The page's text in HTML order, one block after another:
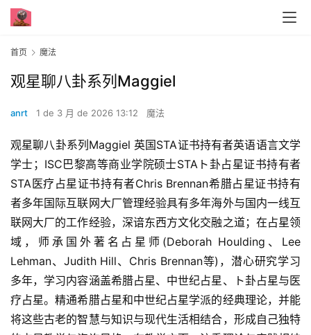
首页 魔法
观星聊八卦系列Maggiel
anrt 1 de 3 月 de 2026 13:12 魔法
观星聊八卦系列Maggiel 英国STA证书持有者英语语言文学
学士；ISC巴黎高等商业学院硕士STAト卦占星证书持有者
STA医疗占星证书持有者Chris Brennan希腊占星证书持有
者多年国际互联网大厂管理经验具有多年海外与国内一线互
联网大厂的工作经验，深谙东西方文化交融之道；在占星领
域，师承国外著名占星师(Deborah Houlding、Lee
Lehman、Judith Hill、Chris Brennan等)，潜心研究学习
多年，学习内容涵盖希腊占星、中世纪占星、ト卦占星与医
疗占星。精通希腊占星和中世纪占星学派的经典理论，并能
将这些古老的智慧与知识与现代生活相结合，形成自己独特